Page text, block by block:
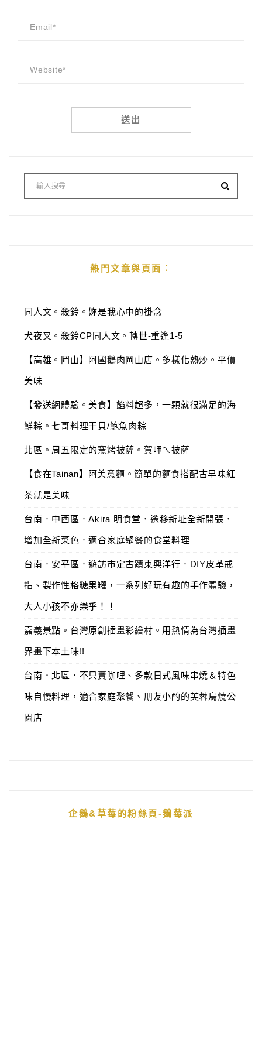
熱門文章與頁面︰
同人文。殺鈴。妳是我心中的掛念
犬夜叉。殺鈴CP同人文。轉世-重逢1-5
【高雄。岡山】阿國鵝肉岡山店。多樣化熱炒。平價
美味
【發送網體驗。美食】餡料超多，一顆就很滿足的海
鮮粽。七哥料理干貝/鮑魚肉粽
北區。周五限定的窯烤披薩。賀呷ㄟ披薩
【食在Tainan】阿美意麵。簡單的麵食搭配古早味紅
茶就是美味
台南．中西區．Akira 明食堂．遷移新址全新開張．
增加全新菜色．適合家庭聚餐的食堂料理
台南．安平區．遊訪市定古蹟東興洋行．DIY皮革戒
指、製作性格糖果罐，一系列好玩有趣的手作體驗，
大人小孩不亦樂乎！！
嘉義景點。台灣原創插畫彩繪村。用熱情為台灣插畫
界畫下本土味!!
台南．北區．不只賣咖哩、多款日式風味串燒＆特色
味自慢料理，適合家庭聚餐、朋友小酌的芙蓉鳥燒公
園店
企鵝&草莓的粉絲頁-鵝莓派